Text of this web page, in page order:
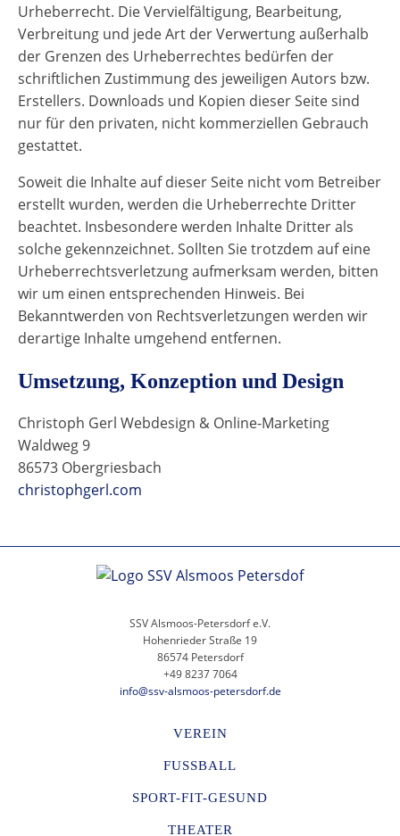
Urheberrecht. Die Vervielfältigung, Bearbeitung,
Verbreitung und jede Art der Verwertung außerhalb
der Grenzen des Urheberrechtes bedürfen der
schriftlichen Zustimmung des jeweiligen Autors bzw.
Erstellers. Downloads und Kopien dieser Seite sind
nur für den privaten, nicht kommerziellen Gebrauch
gestattet.
Soweit die Inhalte auf dieser Seite nicht vom Betreiber
erstellt wurden, werden die Urheberrechte Dritter
beachtet. Insbesondere werden Inhalte Dritter als
solche gekennzeichnet. Sollten Sie trotzdem auf eine
Urheberrechtsverletzung aufmerksam werden, bitten
wir um einen entsprechenden Hinweis. Bei
Bekanntwerden von Rechtsverletzungen werden wir
derartige Inhalte umgehend entfernen.
Umsetzung, Konzeption und Design
Christoph Gerl Webdesign & Online-Marketing
Waldweg 9
86573 Obergriesbach
christophgerl.com
SSV Alsmoos-Petersdorf e.V.
Hohenrieder Straße 19
86574 Petersdorf
+49 8237 7064
info@ssv-alsmoos-petersdorf.de
VEREIN
FUSSBALL
SPORT-FIT-GESUND
THEATER